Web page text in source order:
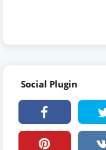
Social Plugin